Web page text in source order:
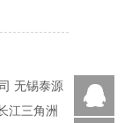
无锡泰源
江三角洲